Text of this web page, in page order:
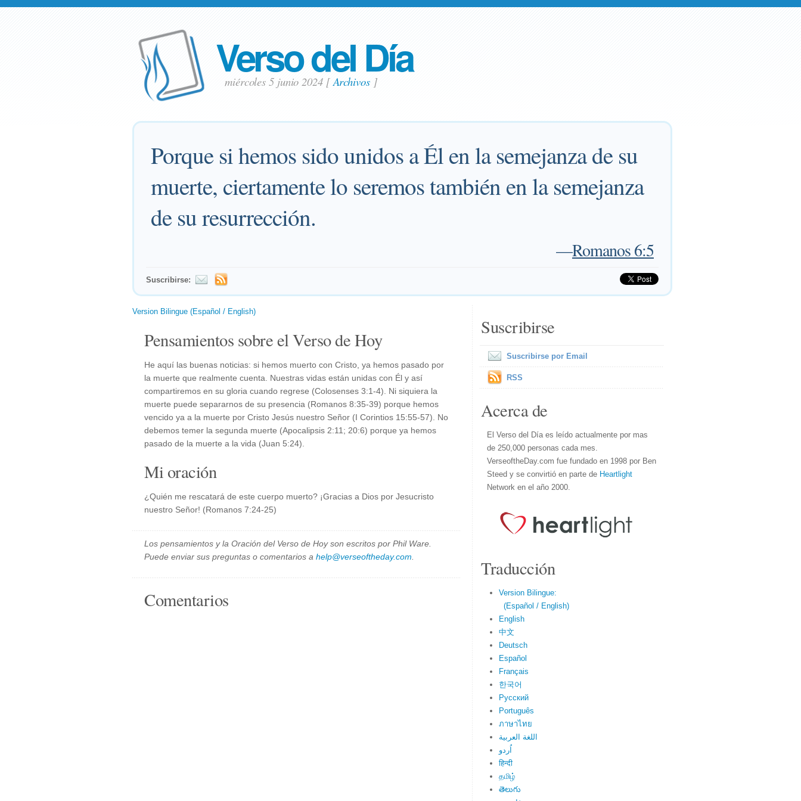
Verso del Día
miércoles 5 junio 2024 [Archivos]
Porque si hemos sido unidos a Él en la semejanza de su
muerte, ciertamente lo seremos también en la semejanza
de su resurrección.
—Romanos 6:5
Suscribirse:
Version Bilingue (Español / English)
Pensamientos sobre el Verso de Hoy
He aquí las buenas noticias: si hemos muerto con Cristo, ya hemos pasado por
la muerte que realmente cuenta. Nuestras vidas están unidas con Él y así
compartiremos en su gloria cuando regrese (Colosenses 3:1-4). Ni siquiera la
muerte puede separarnos de su presencia (Romanos 8:35-39) porque hemos
vencido ya a la muerte por Cristo Jesús nuestro Señor (I Corintios 15:55-57). No
debemos temer la segunda muerte (Apocalipsis 2:11; 20:6) porque ya hemos
pasado de la muerte a la vida (Juan 5:24).
Mi oración
¿Quién me rescatará de este cuerpo muerto? ¡Gracias a Dios por Jesucristo
nuestro Señor! (Romanos 7:24-25)
Los pensamientos y la Oración del Verso de Hoy son escritos por Phil Ware.
Puede enviar sus preguntas o comentarios a help@verseoftheday.com
Comentarios
Suscribirse
Suscribirse por Email
RSS
Acerca de
El Verso del Día es leído actualmente por mas
de 250,000 personas cada mes.
VerseoftheDay.com fue fundado en 1998 por Ben
Steed y se convirtió en parte de Heartlight
Network en el año 2000.
Traducción
Version Bilingue:
(Español / English)
English
中文
Deutsch
Español
Français
한국어
Русский
Português
ภาษาไทย
اللغة العربية
اُردو
हिन्दी
தமிழ்
తెలుగు